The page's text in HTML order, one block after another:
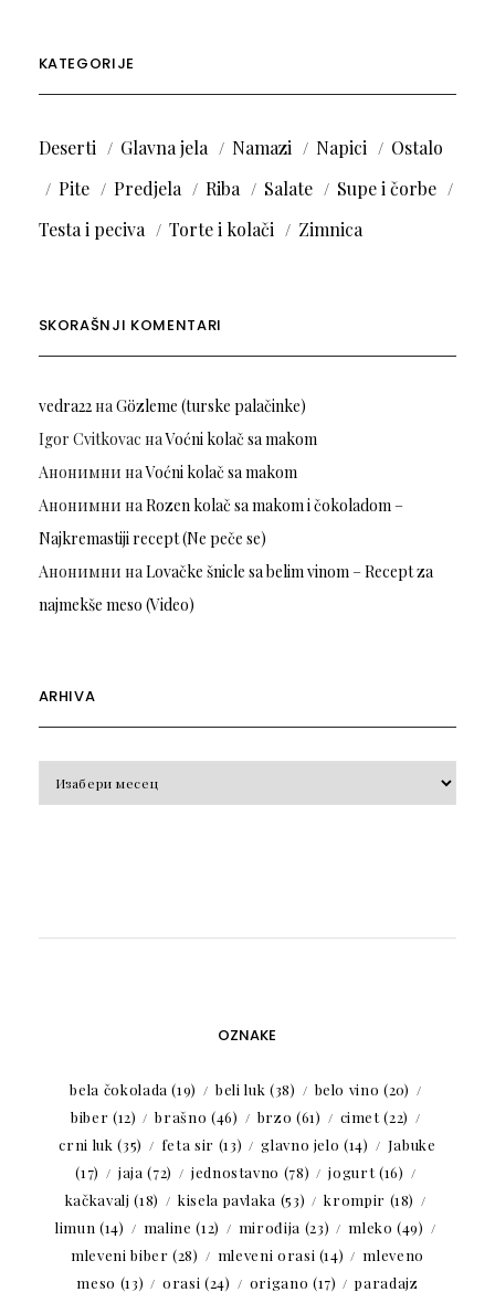
KATEGORIJE
Deserti Glavna jela Namazi Napici
Ostalo
Pite
Predjela Riba Salate
Supe i čorbe
Testa i peciva
Torte i kolači Zimnica
SKORAŠNJI KOMENTARI
vedra22наGözleme (turske palačinke)
Igor Cvitkovac наVoćni kolač sa makom
Анонимни наVoćni kolač sa makom
Анонимни наRozen kolač sa makom i čokoladom –
Najkremastiji recept (Ne peče se)
Анонимни наLovačke šnicle sa belim vinom – Recept za
najmekše meso (Video)
ARHIVA
OZNAKE
bela čokolada (19) beli luk (38) belo vino (20)
biber (12) brašno (46) brzo (61) cimet(22)
crni luk (35) feta sir (13) glavno jelo (14)
Jabuke
(17)
jaja (72) jednostavno (78) jogurt(16)
kačkavalj (18) kisela pavlaka (53) krompir (18)
limun (14) maline (12) mirođija (23) mleko (49)
mleveni biber (28) mleveni orasi (14)
mleveno
meso (13) orasi (24) origano (17)
paradajz